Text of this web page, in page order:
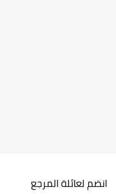
انضم لعائلة المرجع